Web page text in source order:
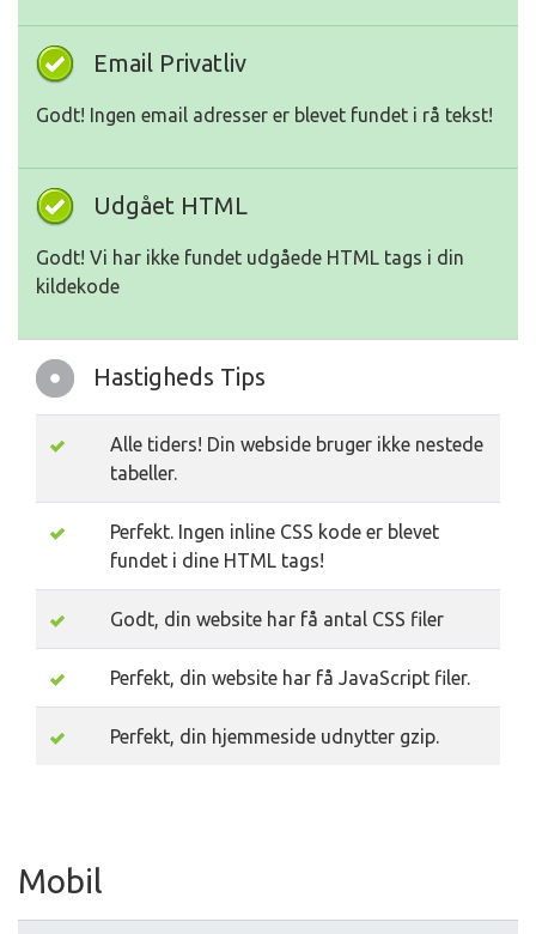
Email Privatliv
Godt! Ingen email adresser er blevet fundet i rå tekst!
Udgået HTML
Godt! Vi har ikke fundet udgåede HTML tags i din
kildekode
Hastigheds Tips
Alle tiders! Din webside bruger ikke nestede
tabeller.
Perfekt. Ingen inline CSS kode er blevet
fundet i dine HTML tags!
Godt, din website har få antal CSS filer
Perfekt, din website har få JavaScript filer.
Perfekt, din hjemmeside udnytter gzip.
Mobil